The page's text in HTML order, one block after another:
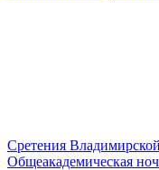
Сретения
Общеакадемическая